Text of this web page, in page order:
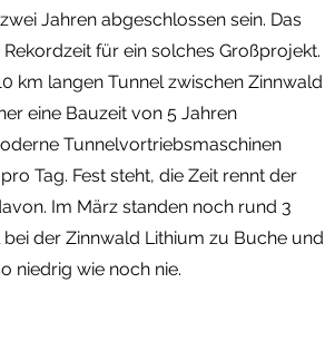
Jahren abgeschlossen sein. Das
für ein solches Großprojekt.
km langen Tunnel zwischen Zinnwald
eine Bauzeit von 5 Jahren
Tunnelvortriebsmaschinen
Tag. Fest steht, die Zeit rennt der
Im März standen noch rund 3
der Zinnwald Lithium zu Buche und
niedrig wie noch nie.